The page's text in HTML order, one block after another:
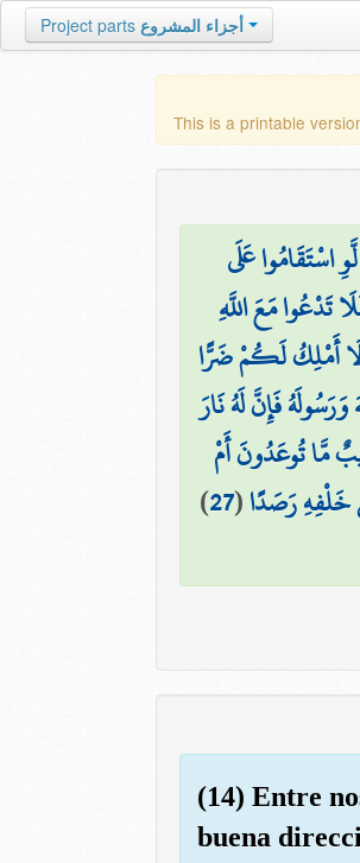
Project parts أجزاء المشروع
This is a printable
اسْتَقَامُوا عَلَى
تَدْعُوا مَعَ اللَّهِ
أَمْلِكُ لَكُمْ ضَرًّا
فَإِنَّ لَهُ نَارَ
مَّا تُوعَدُونَ أَمْ
خَلْفِهِ رَصَدًا(
27
)
(14) Entre
buena